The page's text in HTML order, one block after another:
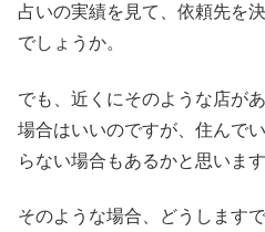
占いの実績を見て、依頼先を
でしょうか。
でも、近くにそのような店が
場合はいいのですが、住んで
らない場合もあるかと思います
そのような場合、どうします